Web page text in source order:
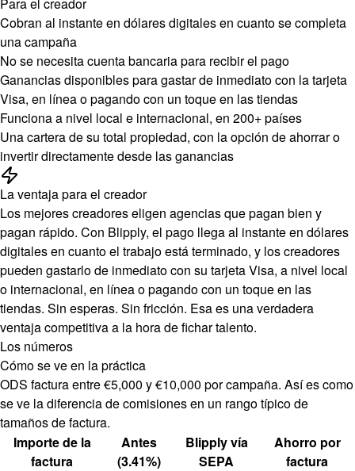
Cobran al instante en dólares digitales en cuanto se completa
una campaña
No se necesita cuenta bancaria para recibir el pago
Ganancias disponibles para gastar de inmediato con la tarjeta
Visa, en línea o pagando con un toque en las tiendas
Funciona a nivel local e internacional, en 200+ países
Una cartera de su total propiedad, con la opción de ahorrar o
invertir directamente desde las ganancias
La ventaja para el creador
Los mejores creadores eligen agencias que pagan bien y
pagan rápido. Con Blipply, el pago llega al instante en dólares
digitales en cuanto el trabajo está terminado, y los creadores
pueden gastarlo de inmediato con su tarjeta Visa, a nivel local
o internacional, en línea o pagando con un toque en las
tiendas. Sin esperas. Sin fricción. Esa es una verdadera
ventaja competitiva a la hora de fichar talento.
Los números
Cómo se ve en la práctica
ODS factura entre €5,000 y €10,000 por campaña. Así es como
se ve la diferencia de comisiones en un rango típico de
tamaños de factura.
Importe de la
factura
Antes
(3.41%)
Blipply vía
SEPA
Ahorro por
factura